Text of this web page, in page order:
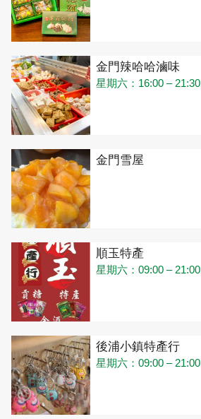
金門辣哈哈滷味
星期六：16:00 – 21:30
金門雪屋
順玉特產
星期六：09:00 – 21:00
後浦小鎮特產行
星期六：09:00 – 21:00